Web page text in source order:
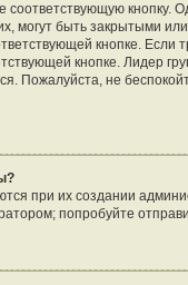
соответствующую
могут быть закрытыми
кнопке. Если
кнопке. Лидер
Пожалуйста, не
при их создании
попробуйте